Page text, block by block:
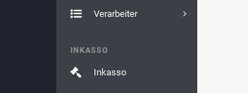
Verarbeiter
INKASSO
Inkasso